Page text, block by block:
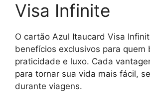
Visa Infinite
O cartão Azul Itaucard Visa
benefícios exclusivos para quem
praticidade e luxo. Cada
para tornar sua vida mais fácil,
durante viagens.